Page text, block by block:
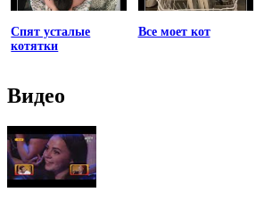
Спят усталые
котятки
Все моет кот
Видео